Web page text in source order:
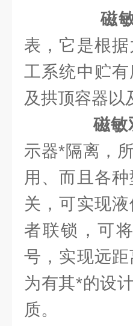
磁
表，它是根
工系统中贮
及拱顶容器以
磁敏
示器*隔离，
用、而且各
关，可实现
者联锁，可
号，实现远
为有其*的设
质。